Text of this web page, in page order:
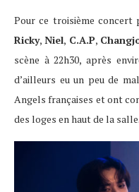
Pour ce troisième concert
Ricky, Niel, C.A.P,
scène à 22h30, après
d’ailleurs eu un peu de
Angels françaises et ont
des loges en haut de la salle.